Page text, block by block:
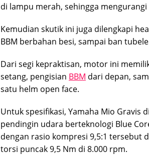
di lampu merah, sehingga
Kemudian skutik ini juga dilengkapi
BBM berbahan besi, sampai ban
Dari segi kepraktisan, motor ini
setang, pengisian BBM dari depan,
satu helm open face.
Untuk spesifikasi, Yamaha Mio Gravis
pendingin udara berteknologi Blue
dengan rasio kompresi 9,5:1 tersebut
torsi puncak 9,5 Nm di 8.000 rpm.